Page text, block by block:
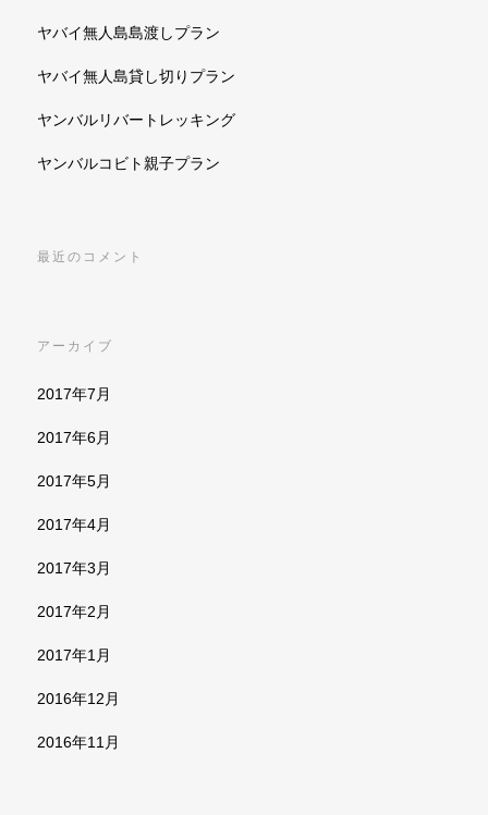
ヤバイ無人島島渡しプラン
ヤバイ無人島貸し切りプラン
ヤンバルリバートレッキング
ヤンバルコビト親子プラン
最近のコメント
アーカイブ
2017年7月
2017年6月
2017年5月
2017年4月
2017年3月
2017年2月
2017年1月
2016年12月
2016年11月